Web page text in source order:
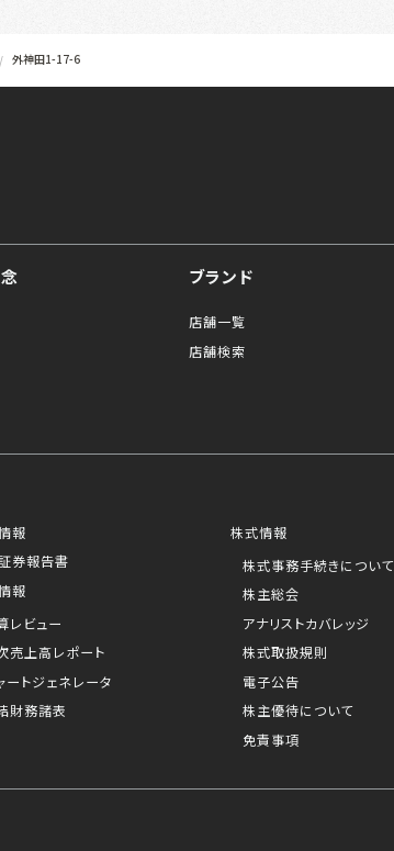
外神田1-17-6
ブランド
店舗一覧
店舗検索
報
券報告書
報
レビュー
売上高レポート
ートジェネレータ
財務諸表
株式情報
株式事務手続きについて
株主総会
アナリストカバレッジ
株式取扱規則
電子公告
株主優待について
免責事項